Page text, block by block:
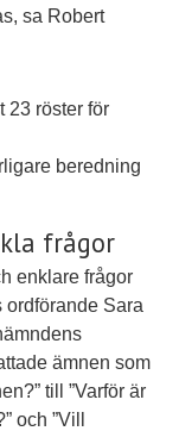
sa Robert
23 röster för
beredning
frågor
enklare frågor
Sara
ämnen som
till ”Varför är
och ”Vill